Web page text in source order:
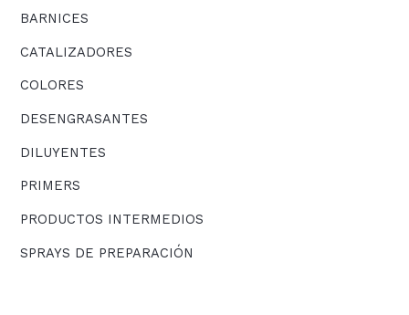
BARNICES
CATALIZADORES
COLORES
DESENGRASANTES
DILUYENTES
PRIMERS
PRODUCTOS INTERMEDIOS
SPRAYS DE PREPARACIÓN